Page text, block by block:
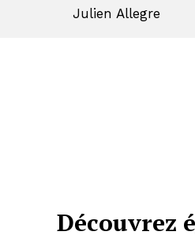
Julien Allegre
Découvrez